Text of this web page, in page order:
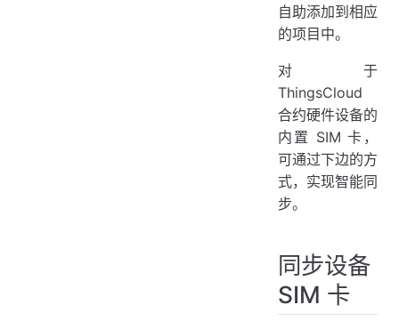
自助添加到相应
的项目中。
对于
ThingsCloud
合约硬件设备的
内置 SIM 卡，
可通过下边的方
式，实现智能同
步。
同步设备
SIM 卡